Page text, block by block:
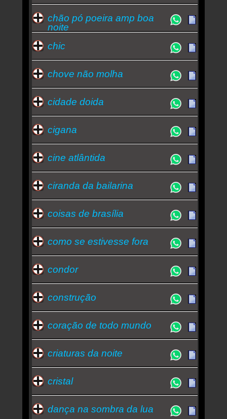
chão pó poeira amp boa
noite
chic
chove não molha
cidade doida
cigana
cine atlântida
ciranda da bailarina
coisas de brasília
como se estivesse fora
condor
construção
coração de todo mundo
criaturas da noite
cristal
dança na sombra da lua